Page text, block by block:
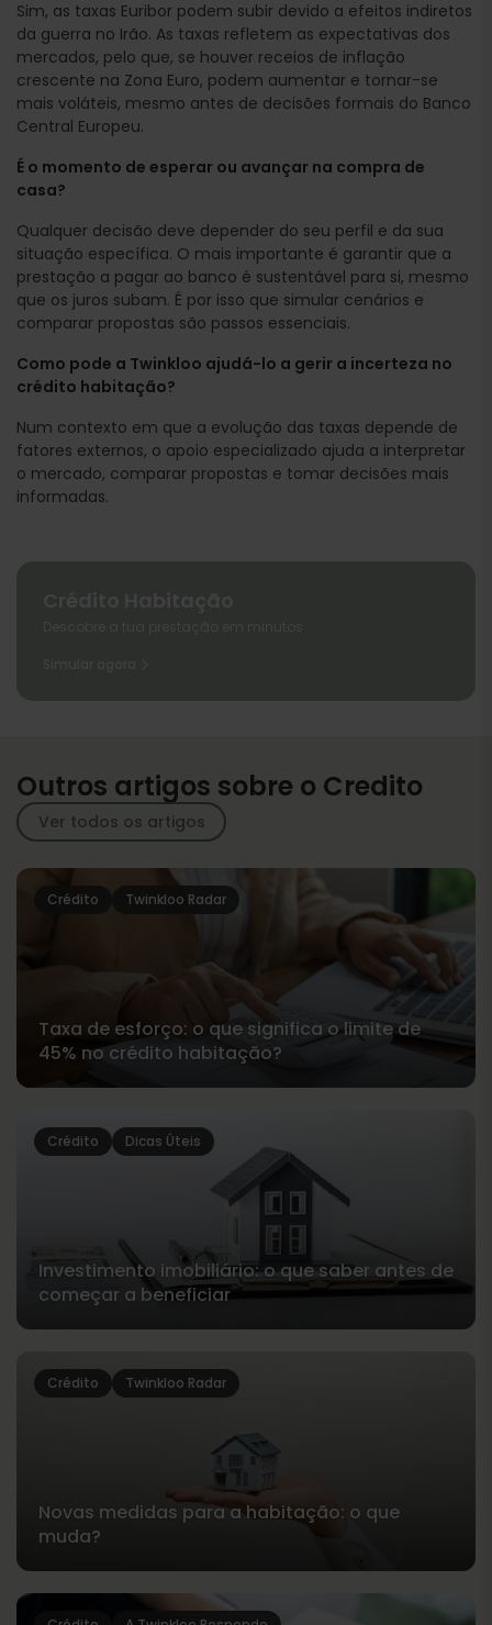
Sim, as taxas Euribor podem subir devido a efeitos indiretos
da guerra no Irão. As taxas refletem as expectativas dos
mercados, pelo que, se houver receios de inflação
crescente na Zona Euro, podem aumentar e tornar-se
mais voláteis, mesmo antes de decisões formais do Banco
Central Europeu.
É o momento de esperar ou avançar na compra de
casa?
Qualquer decisão deve depender do seu perfil e da sua
situação específica. O mais importante é garantir que a
prestação a pagar ao banco é sustentável para si, mesmo
que os juros subam. É por isso que simular cenários e
comparar propostas são passos essenciais.
Como pode a Twinkloo ajudá-lo a gerir a incerteza no
crédito habitação?
Num contexto em que a evolução das taxas depende de
fatores externos, o apoio especializado ajuda a interpretar
o mercado, comparar propostas e tomar decisões mais
informadas.
Outros artigos sobre o Credito
Ver todos os artigos
Crédito Twinkloo Radar
Taxa de esforço: o que significa o limite de
45% no crédito habitação?
Crédito Dicas Úteis
Investimento imobiliário: o que saber antes de
começar a beneficiar
Crédito Twinkloo Radar
Novas medidas para a habitação: o que
muda?